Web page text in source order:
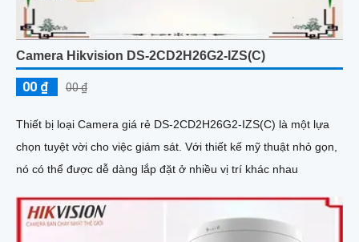
Camera Hikvision DS-2CD2H26G2-IZS(C)
00 ₫ 00 ₫
Thiết bị loại Camera giá rẻ DS-2CD2H26G2-IZS(C) là một lựa
chọn tuyệt vời cho việc giám sát. Với thiết kế mỹ thuật nhỏ gọn,
nó có thể được dễ dàng lắp đặt ở nhiều vị trí khác nhau